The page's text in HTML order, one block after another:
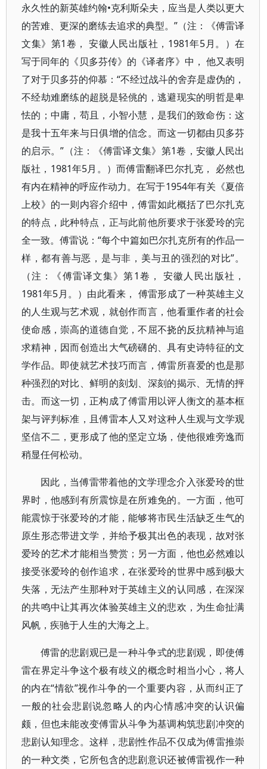
永久性的新英雄约翰•克利斯朵夫，应当是人类以更大
的苦难、更深的磨练去追求的典型。”（注：《傅雷译
文集》第1卷， 安徽人民出版社，1981年5月。）在
写于同年的《贝多芬传》的《译者序》中， 他又表明
了对于贝多芬的仰慕：“不经过战斗的舍弃是虚伪的，
不经劫难磨练的超脱是轻佻的，逃避现实的明哲是卑
怯的；中庸，苟且，小智小慧，是我们的致命伤：这
是我十五年来与日俱增的信念。而这一切都由贝多芬
的启示。”（注：《傅雷译文集》第1卷，安徽人民出
版社，1981年5月。）而傅雷翻译巴尔扎克， 必然也
有内在精神的呼应作动力。在写于1954年有关《夏倍
上校》的一则内容介绍中，傅雷如此概括了巴尔扎克
的特点，此种特点，正与此前他所要求于张爱玲的完
全一致。傅雷说：“每个中篇如巴尔扎克所有的作品一
样，都有善与恶，是与非，美与丑的强烈的对比”。
（注：《傅雷译文集》第1卷， 安徽人民出版社，
1981年5月。）由此看来， 傅雷形成了一种英雄主义
的人生观与艺术观，就创作而言，他看重作者的社会
使命感，崇高的道德自觉，不屈不挠的反抗精神与追
求精神，因而创造出大气磅礴的、具有史诗特征的文
学作品。即使就艺术技巧而言，傅雷所喜爱的也是那
种强烈的对比、鲜明的刻划、深刻的揭示、无情的抨
击。而这一切，正构成了傅雷用以评人衡文的基本框
架与评判标准，且傅雷本人又对这种人生观与文学观
坚信不二，更形成了他的坚定立场，使他很难旁逸而
稍显任何松动。
因此，当傅雷带着他的文学理念介入张爱玲的世
界时，他感到有所震惊是在所难免的。一方面，他可
能震惊于张爱玲的才能，能够将市民生活缺乏生气的
原生形态带进文学，并给予极其出色的表现，故对张
爱玲的艺术才能相当赞赏；另一方面，他也必然难以
接受张爱玲的创作追求，在张爱玲的世界中感到极大
失落，无法产生那种对于英雄主义的认同感，在深深
的共鸣中让其再次体验英雄主义的悲欢，为生命扯满
风帆，疾驰于人生的大海之上。
傅雷的悲剧观已是一种斗争式的悲剧观，即使傅
雷在界定斗争这个极有歧义的概念时相当小心，将人
的内在“情欲”视作斗争的一个重要内容，从而纠正了
一般的社会悲剧说忽略人的内心情感冲突的认识偏
颇，但也未能改变傅雷从斗争为基调构筑悲剧冲突的
悲剧认知理念。这样，悲剧性作品不仅成为傅雷推崇
的一种文类，它所包含的悲剧意识还被傅雷视作一种